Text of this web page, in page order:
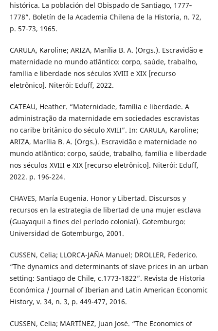
histórica. La población del Obispado de Santiago, 1777‐
1778”. Boletín de la Academia Chilena de la Historia, n. 72,
p. 57‐73, 1965.
CARULA, Karoline; ARIZA, Marília B. A. (Orgs.). Escravidão e
maternidade no mundo atlântico: corpo, saúde, trabalho,
família e liberdade nos séculos XVIII e XIX [recurso
eletrônico]. Niterói: Eduff, 2022.
CATEAU, Heather. “Maternidade, família e liberdade. A
administração da maternidade em sociedades escravistas
no caribe britânico do século XVIII”. In: CARULA, Karoline;
ARIZA, Marília B. A. (Orgs.). Escravidão e maternidade no
mundo atlântico: corpo, saúde, trabalho, família e liberdade
nos séculos XVIII e XIX [recurso eletrônico]. Niterói: Eduff,
2022. p. 196-224.
CHAVES, María Eugenia. Honor y Libertad. Discursos y
recursos en la estrategia de libertad de una mujer esclava
(Guayaquil a fines del período colonial). Gotemburgo:
Universidad de Gotemburgo, 2001.
CUSSEN, Celia; LLORCA-JAÑA Manuel; DROLLER, Federico.
“The dynamics and determinants of slave prices in an urban
setting: Santiago de Chile, c.1773-1822”. Revista de Historia
Económica / Journal of Iberian and Latin American Economic
History, v. 34, n. 3, p. 449-477, 2016.
CUSSEN, Celia; MARTÍNEZ, Juan José. “The Economics of